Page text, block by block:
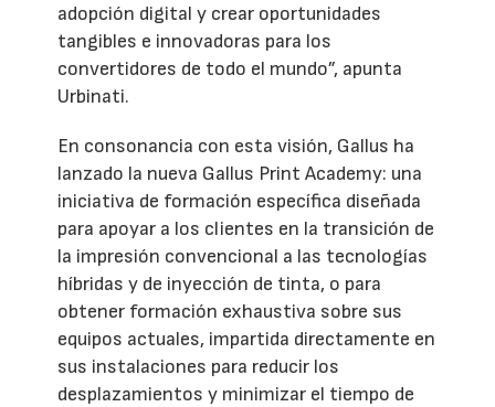
adopción digital y crear oportunidades
tangibles e innovadoras para los
convertidores de todo el mundo”, apunta
Urbinati.
En consonancia con esta visión, Gallus ha
lanzado la nueva Gallus Print Academy: una
iniciativa de formación específica diseñada
para apoyar a los clientes en la transición de
la impresión convencional a las tecnologías
híbridas y de inyección de tinta, o para
obtener formación exhaustiva sobre sus
equipos actuales, impartida directamente en
sus instalaciones para reducir los
desplazamientos y minimizar el tiempo de